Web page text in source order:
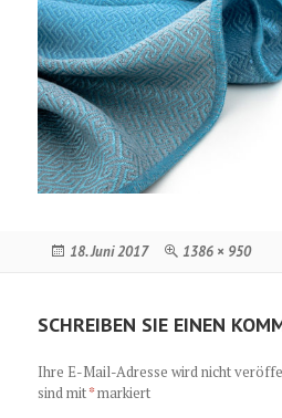
Veröffentlicht
18. Juni 2017 Originalgröße
1386 × 950
SCHREIBEN SIE EINEN
Ihre E-Mail-Adresse wird nicht
sind mit*markiert